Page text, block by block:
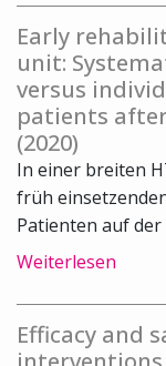
Early
unit:
versus
patients
(2020)
In einer breiten
früh
Patienten auf
Weiterlesen
Efficacy and